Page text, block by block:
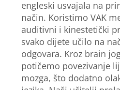
engleski usvajala na
način. Koristimo VAK
auditivni i kinestetički
svako dijete učilo na
odgovara. Kroz brain
potičemo povezivanje
mozga, što dodatno